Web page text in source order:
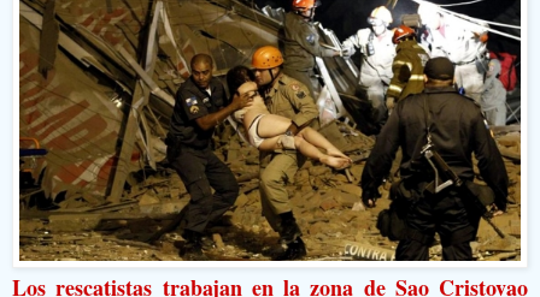
Los rescatistas trabajan en la zona de Sao Cristovao